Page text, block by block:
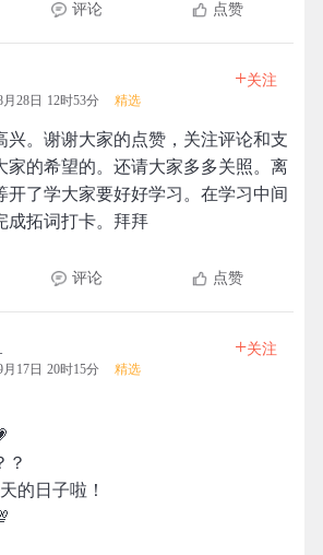
评论 点赞
月28日 12时53分 精选
+关注
兴。谢谢大家的点赞，关注评论和支
家的希望的。还请大家多多关照。离
开了学大家要好好学习。在学习中间
成拓词打卡。拜拜
评论 点赞
月17日 20时15分 精选
+关注
？
的日子啦！